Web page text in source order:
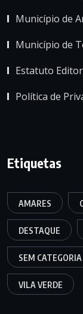
Município de
Município de
Estatuto
Política de
Etiquetas
AMARES
DESTAQUE
SEM CATEGORIA
VILA VERDE